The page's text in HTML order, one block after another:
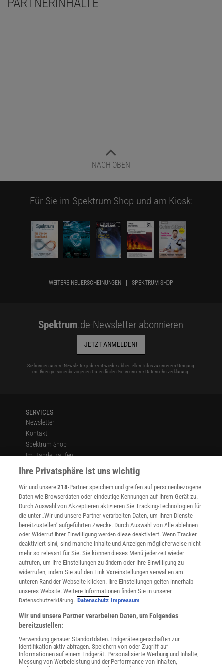
PARTNERINHALTE
NACH OBEN
Für Sie im Spektrum-Shop und am Kiosk:
WEITERE NEUERSCHEINUNGEN SPEKTRUM SHOP
Spektrum.de-Newsletter abonnieren
JETZT ANMELDEN!
Sie können unsere Newsletter jederzeit wieder abbestellen. Infos zu unserem Umgang
mit Ihren personenbezogenen Daten finden Sie in unserer Datenschutzerklärung.
SERVICES
Newsletter
Kontakt
Spektrum Shop
Im Handel kaufen
Presse
Verträge kündigen
Widerruf
INFO
Mediadaten
Datenschutz
Nutzungsbedingungen
Cookie-Einstellungen
Utiq verwalten
Nutzungsbasierte Onlinewerbung
Alle Artikel
Impressum
Angebote für Schulen
Angebote für Institutionen
Sprachen lernen mit Gymglish
Lexika
Für Spektrum schreiben
Ihre Privatsphäre ist uns wichtig
Wir und unsere218-Partner speichern und greifen auf personenbezogene
Daten wie Browserdaten oder eindeutige Kennungen auf Ihrem Gerät zu.
Durch Auswahl von Akzeptieren aktivieren Sie Tracking-Technologien für
die unter „Wir und unsere Partner verarbeiten Daten, um Ihnen Dienste
bereitzustellen“ aufgeführten Zwecke. Durch Auswahl von Alle ablehnen
oder Widerruf Ihrer Einwilligung werden diese deaktiviert. Wenn Tracker
deaktiviert sind, sind manche Inhalte und Anzeigen möglicherweise nicht
mehr so relevant für Sie. Sie können dieses Menü jederzeit wieder
aufrufen, um Ihre Einstellungen zu ändern oder Ihre Einwilligung zu
widerrufen, indem Sie auf den Link Voreinstellungen verwalten am
unteren Rand der Webseite klicken. Ihre Einstellungen gelten innerhalb
unseres Website. Weitere Informationen finden Sie in unserer
Datenschutzerklärung. Datenschutz Impressum
Wir und unsere Partner verarbeiten Daten, um Folgendes
bereitzustellen:
Verwendung genauer Standortdaten. Endgeräteeigenschaften zur
Identifikation aktiv abfragen. Speichern von oder Zugriff auf
Informationen auf einem Endgerät. Personalisierte Werbung und Inhalte,
Messung von Werbeleistung und der Performance von Inhalten,